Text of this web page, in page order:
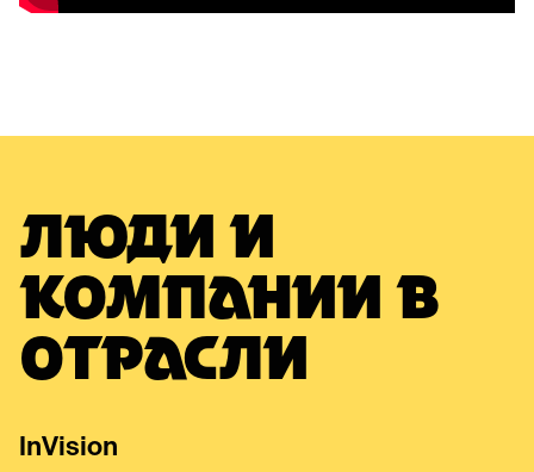
ЛЮДИ И
КОМПАНИИ В
ОТРАСЛИ
InVision